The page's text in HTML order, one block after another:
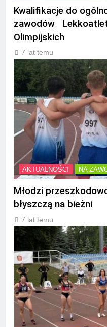
Kwalifikacje do
zawodów
Olimpijskich
7 lat temu
AKTUALNOŚCI NA
Młodzi
błyszczą na bieżni
7 lat temu